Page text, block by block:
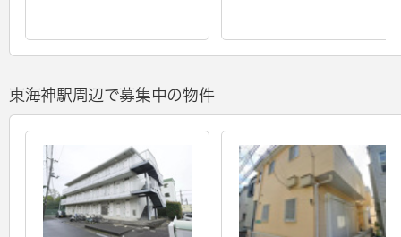
東海神駅周辺で募集中の物件